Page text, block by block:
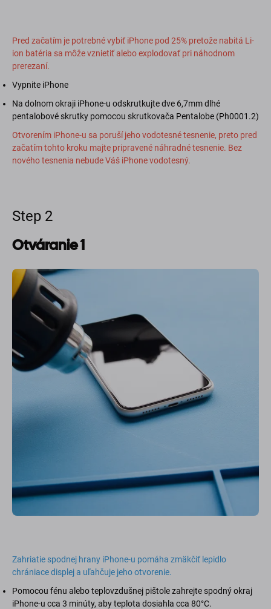
Pred začatím je potrebné vybiť iPhone pod 25% pretože nabitá Li-
ion batéria sa môže vznietiť alebo explodovať pri náhodnom
prerezaní.
Vypnite iPhone
Na dolnom okraji iPhone-u odskrutkujte dve 6,7mm dlhé
pentalobové skrutky pomocou skrutkovača Pentalobe (Ph0001.2)
Otvorením iPhone-u sa poruší jeho vodotesné tesnenie, preto pred
začatím tohto kroku majte pripravené náhradné tesnenie. Bez
nového tesnenia nebude Váš iPhone vodotesný.
Step 2
Otváranie 1
Zahriatie spodnej hrany iPhone-u pomáha zmäkčiť lepidlo
chrániace displej a uľahčuje jeho otvorenie.
Pomocou fénu alebo teplovzdušnej pištole zahrejte spodný okraj
iPhone-u cca 3 minúty, aby teplota dosiahla cca 80°C.